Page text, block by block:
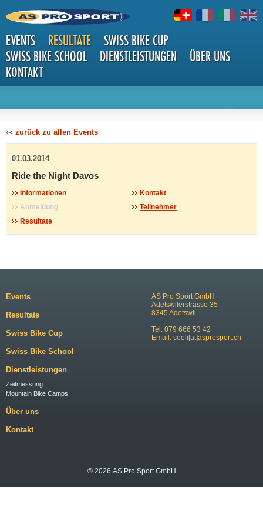
EVENTS RESULTATE
SWISS BIKE CUP
SWISS BIKE SCHOOL
DIENSTLEISTUNGEN
ÜBER UNS
KONTAKT
DETAILS
zurück zu allen Events
01.03.2014
Ride the Night Davos
Informationen
Kontakt
Anmeldung
Teilnehmer
Resultate
AS Pro Sport GmbH
Adetswilerstrasse 35
8345 Adetswil
Tel. 079 666 53 42
Email: seeli[at]asprosport.ch
Events
Resultate
Swiss Bike Cup
Swiss Bike School
Dienstleistungen
Zeitmessung
Mountain Bike Camps
Über uns
Kontakt
© 2026 AS Pro Sport GmbH